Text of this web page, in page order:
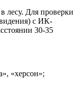
лесу. Для проверки
с ИК-
30-35
«херсон»;